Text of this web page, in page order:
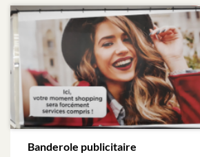
Banderole publicitaire